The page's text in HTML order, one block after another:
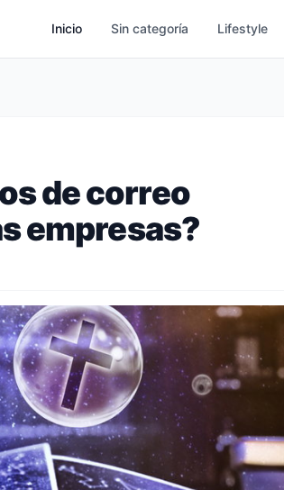
Inicio Sin categoría Lifestyle
de correo
empresas?